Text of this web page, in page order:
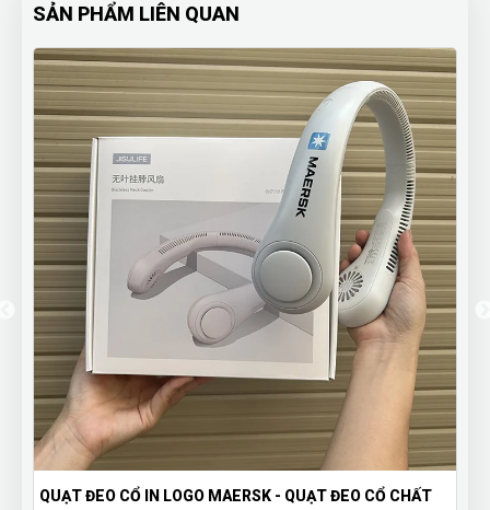
SẢN PHẨM LIÊN QUAN
QUẠT ĐEO CỔ CHẤT
Bộ 6 Ly Thủy Tinh DuraTuff - Bền Đẹp,